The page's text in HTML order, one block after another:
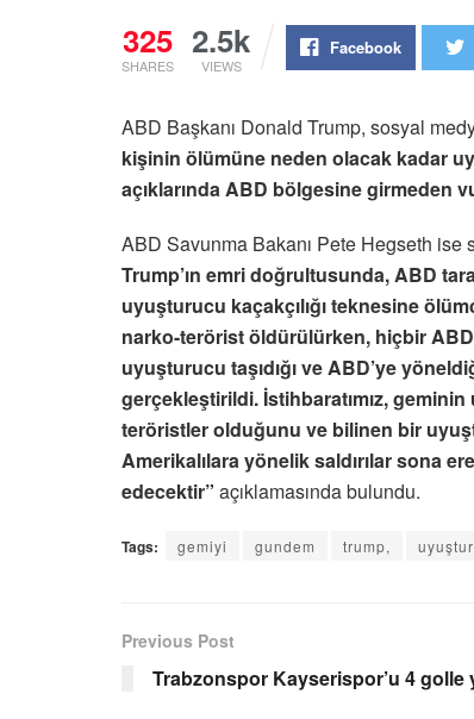
325
SHARES
2.5k
VIEWS
Facebook
ABD Başkanı Donald Trump, sosyal
kişinin ölümüne neden olacak kadar
açıklarında ABD bölgesine girmeden
ABD Savunma Bakanı Pete Hegseth ise
Trump’ın emri doğrultusunda, ABD
uyuşturucu kaçakçılığı teknesine
narko-terörist öldürülürken, hiçbir
uyuşturucu taşıdığı ve ABD’ye
gerçekleştirildi. İstihbaratımız, geminin
teröristler olduğunu ve bilinen bir
Amerikalılara yönelik saldırılar sona
edecektir” açıklamasında bulundu.
Tags: gemiyi gundem trump,
Previous Post
Trabzonspor Kayserispor’u 4 golle